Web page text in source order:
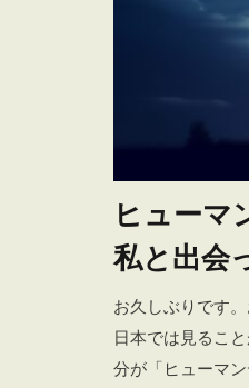
ヒューマ
私と出会
お久しぶりです
日本では見るこ
分が「ヒューマ